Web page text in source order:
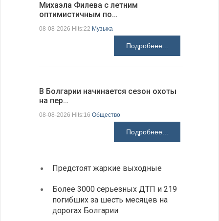
Михаэла Филева с летним
оптимистичным по…
08-08-2026 Hits:22 Музыка
Подробнее...
В Болгарии начинается сезон охоты
на пер…
08-08-2026 Hits:16 Общество
Подробнее...
Предстоят жаркие выходные
Более 3000 серьезных ДТП и 219
погибших за шесть месяцев на
дорогах Болгарии